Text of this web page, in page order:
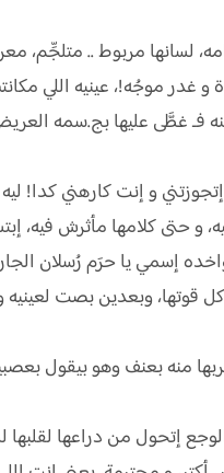
لسانها مربوط .. متلجِّم،
موجُه!، عينيه اللي
غطَّى عليها بج.سمه
و إنت كارهني كدا!
و حتى كلامها مأثرش
إسمي يا حرَم رُسلان
وبعدين بصت لعينيه و
منه بعنف وهو بيقول
إتحول من دراعها لقلبها